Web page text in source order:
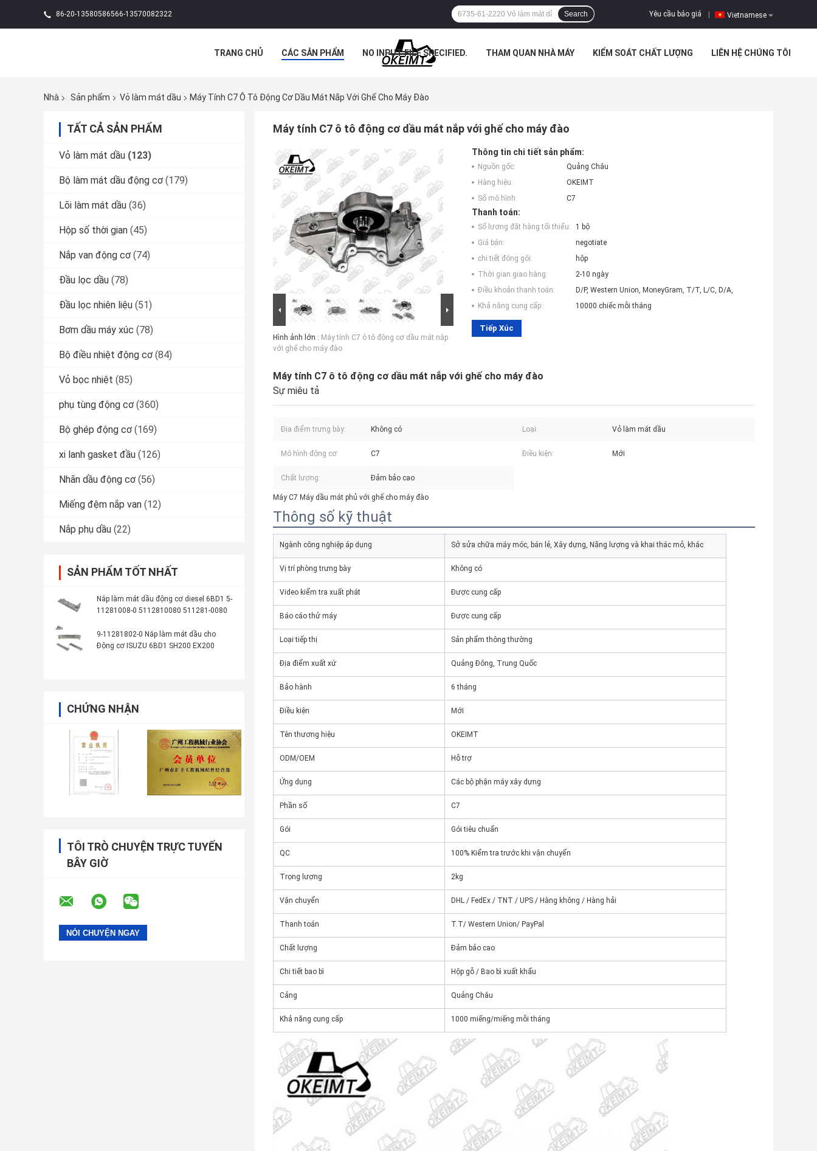
86-20-13580586566-13570082322 Vietnamese
Yêu cầu báo giá
Search
TRANG CHỦ CÁC SẢN PHẨM NO INPUT FILE SPECIFIED. THAM QUAN NHÀ MÁY KIỂM SOÁT CHẤT LƯỢNG LIÊN HỆ CHÚNG TÔI
Nhà
Sản phẩm Vỏ làm mát dầu Máy Tính C7 Ô Tô Động Cơ Dầu Mát Nắp Với Ghế Cho Máy Đào
TẤT CẢ SẢN PHẨM
Vỏ làm mát dầu (123)
Bộ làm mát dầu động cơ (179)
Lõi làm mát dầu (36)
Hộp số thời gian (45)
Nắp van động cơ (74)
Đầu lọc dầu (78)
Đầu lọc nhiên liệu (51)
Bơm dầu máy xúc (78)
Bộ điều nhiệt động cơ (84)
Vỏ bọc nhiệt (85)
phụ tùng động cơ (360)
Bộ ghép động cơ (169)
xi lanh gasket đầu (126)
Nhãn dầu động cơ (56)
Miếng đệm nắp van (12)
Nắp phụ dầu (22)
SẢN PHẨM TỐT NHẤT
Nắp làm mát dầu động cơ diesel 6BD1 5-
11281008-0 5112810080 511281-0080
9-11281802-0 Nắp làm mát dầu cho
Động cơ ISUZU 6BD1 SH200 EX200
CHỨNG NHẬN
TÔI TRÒ CHUYỆN TRỰC TUYẾN
BÂY GIỜ
Máy tính C7 ô tô động cơ dầu mát nắp với ghế cho máy đào
Hình ảnh lớn : Máy tính C7 ô tô động cơ dầu mát nắp
với ghế cho máy đào
Thông tin chi tiết sản phẩm:
Nguồn gốc:
Quảng Châu
Hàng hiệu:
OKEIMT
Số mô hình:
C7
Thanh toán:
Số lượng đặt hàng tối thiểu:
1 bộ
Giá bán:
negotiate
chi tiết đóng gói:
hộp
Thời gian giao hàng:
2-10 ngày
Điều khoản thanh toán:
D/P, Western Union, MoneyGram, T/T, L/C, D/A,
Khả năng cung cấp:
10000 chiếc mỗi tháng
Tiếp Xúc
Máy tính C7 ô tô động cơ dầu mát nắp với ghế cho máy đào
Sự miêu tả
Địa điểm trưng bày: Không có Loại: Vỏ làm mát dầu
Mô hình động cơ: C7 Điều kiện: Mới
Chất lượng: Đảm bảo cao
Máy C7 Máy dầu mát phủ với ghế cho máy đào
Thông số kỹ thuật
Ngành công nghiệp áp dụng Sở sửa chữa máy móc, bán lẻ, Xây dựng, Năng lượng và khai thác mỏ, khác
Vị trí phòng trưng bày Không có
Video kiểm tra xuất phát Được cung cấp
Báo cáo thử máy Được cung cấp
Loại tiếp thị Sản phẩm thông thường
Địa điểm xuất xứ Quảng Đông, Trung Quốc
Bảo hành 6 tháng
Điều kiện Mới
Tên thương hiệu OKEIMT
ODM/OEM Hỗ trợ
Ứng dụng Các bộ phận máy xây dựng
Phần số C7
Gói Gói tiêu chuẩn
QC 100% Kiểm tra trước khi vận chuyển
Trọng lượng 2kg
Vận chuyển DHL / FedEx / TNT / UPS / Hàng không / Hàng hải
Thanh toán T.T/ Western Union/ PayPal
Chất lượng Đảm bảo cao
Chi tiết bao bì Hộp gỗ / Bao bì xuất khẩu
Cảng Quảng Châu
Khả năng cung cấp 1000 miếng/miếng mỗi tháng